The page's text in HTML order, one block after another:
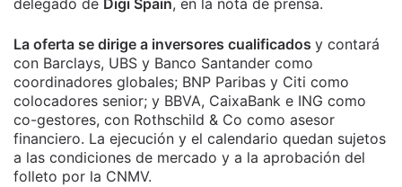
delegado de Digi Spain, en la nota de prensa.
La oferta se dirige a inversores cualificados y contará
con Barclays, UBS y Banco Santander como
coordinadores globales; BNP Paribas y Citi como
colocadores senior; y BBVA, CaixaBank e ING como
co-gestores, con Rothschild & Co como asesor
financiero. La ejecución y el calendario quedan sujetos
a las condiciones de mercado y a la aprobación del
folleto por la CNMV.